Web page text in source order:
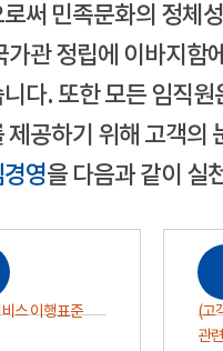
써 민족문화의 정체
가관 정립에 이바지함
다. 또한 모든 임직원
제공하기 위해 고객의
영을 다음과 같이 실
스 이행표준
(고
관